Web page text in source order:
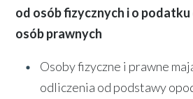
od osób fizycznych i o
osób prawnych
Osoby fizyczne i prawne
odliczenia od podstawy